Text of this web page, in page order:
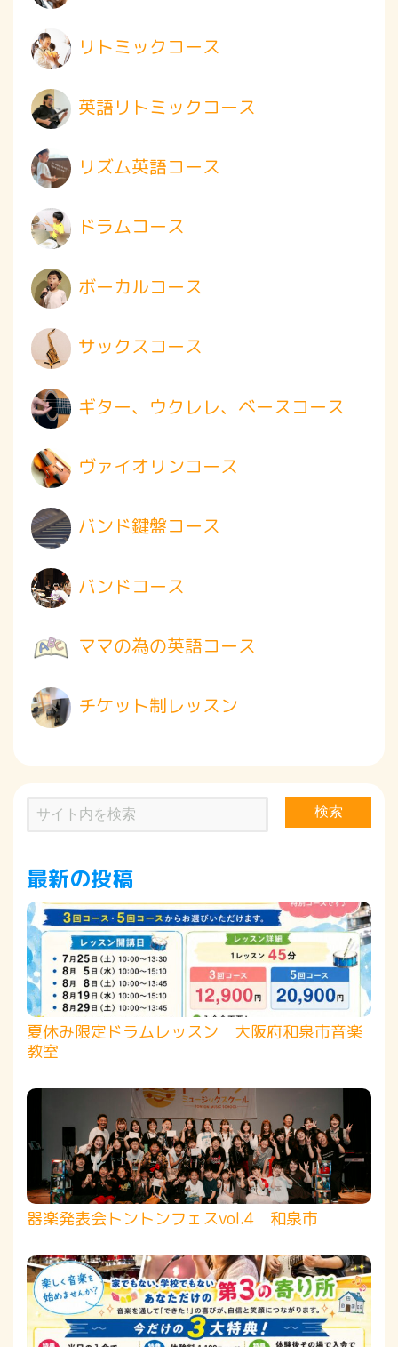
リトミックコース
英語リトミックコース
リズム英語コース
ドラムコース
ボーカルコース
サックスコース
ギター、ウクレレ、ベースコース
ヴァイオリンコース
バンド鍵盤コース
バンドコース
ママの為の英語コース
チケット制レッスン
検索
最新の投稿
夏休み限定ドラムレッスン 大阪府和泉市音楽
教室
器楽発表会トントンフェスvol.4 和泉市